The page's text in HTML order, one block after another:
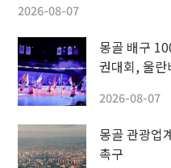
2026-08-07
몽골 배구
권대회, 울
2026-08-07
몽골 관광업
촉구